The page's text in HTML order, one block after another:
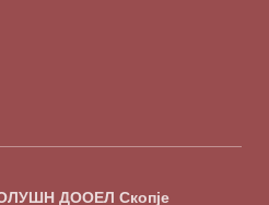
ДООЕЛ Скопје